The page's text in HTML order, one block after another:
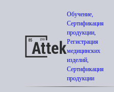
Обучение,
Сертификация
продукции,
Регистрация
медицинских
изделий,
Сертификация
продукции